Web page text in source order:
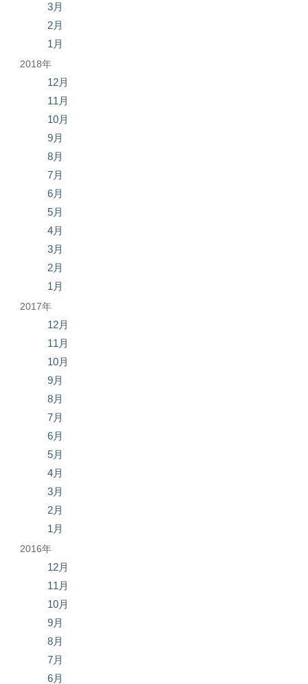
3月
2月
1月
2018年
12月
11月
10月
9月
8月
7月
6月
5月
4月
3月
2月
1月
2017年
12月
11月
10月
9月
8月
7月
6月
5月
4月
3月
2月
1月
2016年
12月
11月
10月
9月
8月
7月
6月